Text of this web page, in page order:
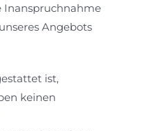
Inanspruchnahme
Angebots
ist,
keinen